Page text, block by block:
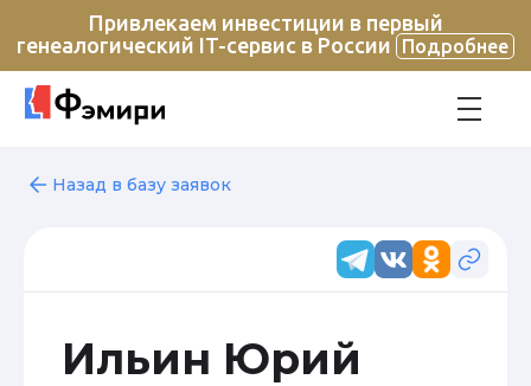
Привлекаем инвестиции в первый
генеалогический IT-сервис в России
Подробнее
Назад в базу заявок
Ильин Юрий